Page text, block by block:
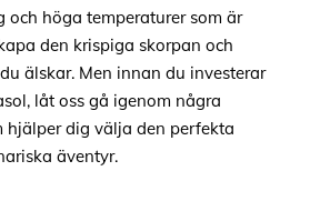
och höga temperaturer som är
den krispiga skorpan och
älskar. Men innan du investerar
låt oss gå igenom några
hjälper dig välja den perfekta
äventyr.